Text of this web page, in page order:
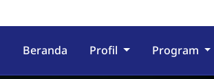
Beranda Profil Program